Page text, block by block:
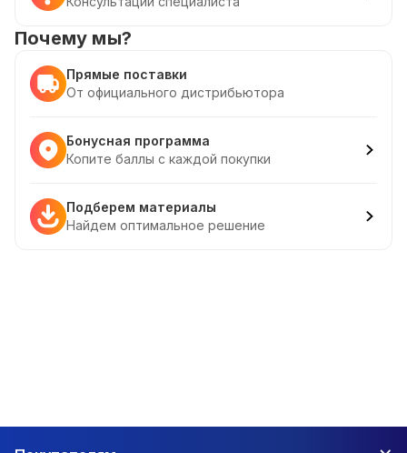
Почему мы?
Прямые поставки
От официального дистрибьютора
Бонусная программа
Копите баллы с каждой покупки
Подберем материалы
Найдем оптимальное решение